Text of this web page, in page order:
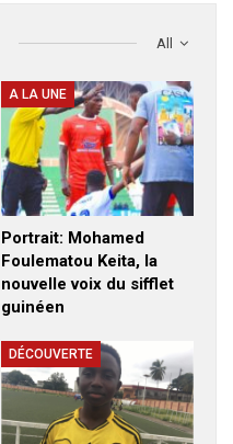
All
A LA UNE
Portrait: Mohamed
Foulematou Keita, la
nouvelle voix du sifflet
guinéen
DÉCOUVERTE